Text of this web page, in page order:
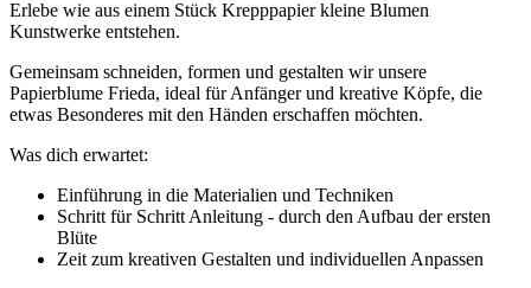
Erlebe wie aus einem Stück Krepppapier kleine Blumen
Kunstwerke entstehen.
Gemeinsam schneiden, formen und gestalten wir unsere
Papierblume Frieda, ideal für Anfänger und kreative Köpfe, die
etwas Besonderes mit den Händen erschaffen möchten.
Was dich erwartet:
Einführung in die Materialien und Techniken
Schritt für Schritt Anleitung - durch den Aufbau der ersten
Blüte
Zeit zum kreativen Gestalten und individuellen Anpassen